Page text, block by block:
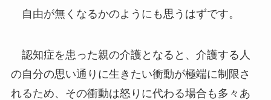
自由が無くなるかのようにも思うはずです。
認知症を患った親の介護となると、介護する人
の自分の思い通りに生きたい衝動が極端に制限さ
れるため、その衝動は怒りに代わる場合も多々あ